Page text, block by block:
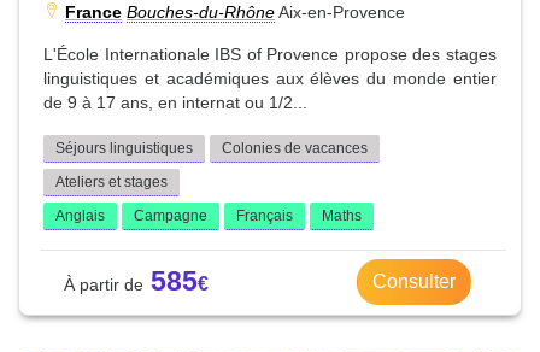
France Bouches-du-RhôneAix-en-Provence
L'École Internationale IBS of Provence propose des stages
linguistiques et académiques aux élèves du monde entier
de 9 à 17 ans, en internat ou 1/2...
Séjours linguistiques
Colonies de vacances
Ateliers et stages
Anglais
Campagne Français Maths
585 Consulter